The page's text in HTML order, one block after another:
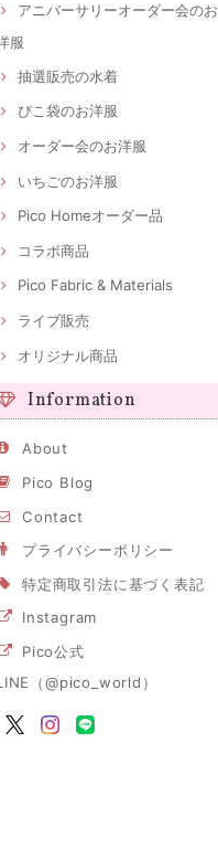
アニバーサリーオーダー会のお
服
抽選販売の水着
ぴこ袋のお洋服
オーダー会のお洋服
いちごのお洋服
Pico Homeオーダー品
コラボ商品
Pico Fabric & Materials
ライブ販売
オリジナル商品
Information
About
Pico Blog
Contact
プライバシーポリシー
特定商取引法に基づく表記
Instagram
Pico公式
（@pico_world）